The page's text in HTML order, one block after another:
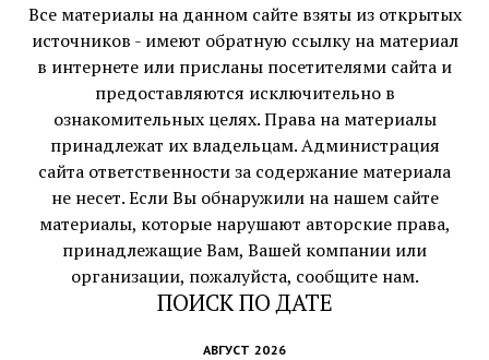
Все материалы на данном сайте взяты из открытых
источников - имеют обратную ссылку на материал
в интернете или присланы посетителями сайта и
предоставляются исключительно в
ознакомительных целях. Права на материалы
принадлежат их владельцам. Администрация
сайта ответственности за содержание материала
не несет. Если Вы обнаружили на нашем сайте
материалы, которые нарушают авторские права,
принадлежащие Вам, Вашей компании или
организации, пожалуйста, сообщите нам.
ПОИСК ПО ДАТЕ
АВГУСТ 2026